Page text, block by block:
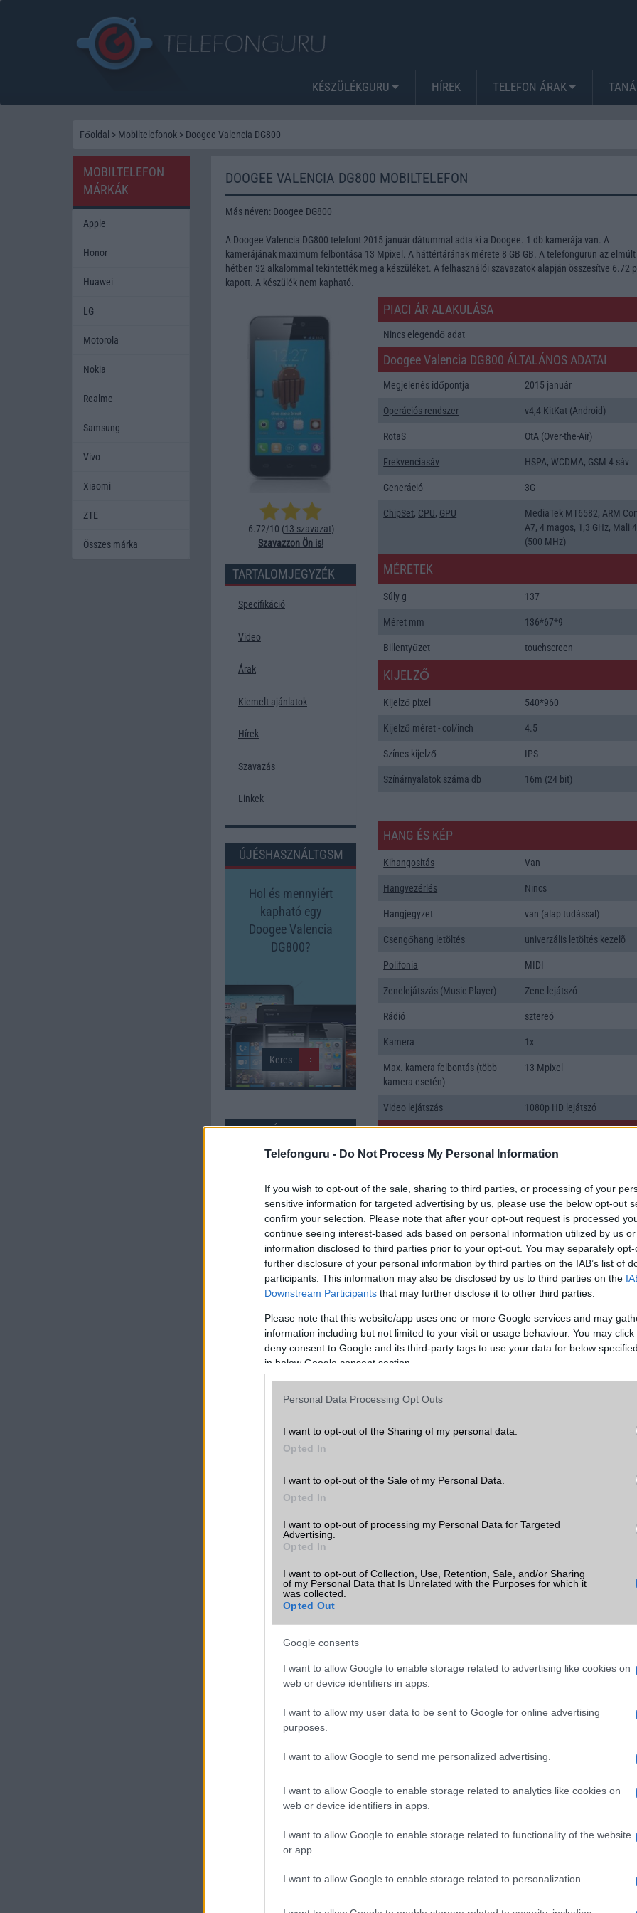
Telefonguru - Do Not Process My Personal Information
If you wish to opt-out of the sale, sharing to third parties, or processing of your
sensitive information for targeted advertising by us, please use the below opt-out
confirm your selection. Please note that after your opt-out request is processed
continue seeing interest-based ads based on personal information utilized by us
information disclosed to third parties prior to your opt-out. You may separately
further disclosure of your personal information by third parties on the IAB’s list of
participants. This information may also be disclosed by us to third parties on the
Downstream Participants that may further disclose it to other third parties.
Please note that this website/app uses one or more Google services and may
information including but not limited to your visit or usage behaviour. You may
deny consent to Google and its third-party tags to use your data for below
in below Google consent section.
Personal Data Processing Opt Outs
I want to opt-out of the Sharing of my personal data.
Opted In
I want to opt-out of the Sale of my Personal Data.
Opted In
I want to opt-out of processing my Personal Data for Targeted
Advertising.
Opted In
I want to opt-out of Collection, Use, Retention, Sale, and/or Sharing
of my Personal Data that Is Unrelated with the Purposes for which it
was collected.
Opted Out
Google consents
I want to allow Google to enable storage related to advertising like cookies on
web or device identifiers in apps.
I want to allow my user data to be sent to Google for online advertising
purposes.
I want to allow Google to send me personalized advertising.
I want to allow Google to enable storage related to analytics like cookies on
web or device identifiers in apps.
I want to allow Google to enable storage related to functionality of the website
or app.
I want to allow Google to enable storage related to personalization.
KÉSZÜLÉKGURU HÍREK TELEFON ÁRAK
Főoldal > Mobiltelefonok > Doogee Valencia DG800
DOOGEE VALENCIA DG800 MOBILTELEFON
Más néven: Doogee DG800
A Doogee Valencia DG800 telefont 2015 január dátummal adta ki a Doogee. 1 db kamerája van. A
kamerájának maximum felbontása 13 Mpixel. A háttértárának mérete 8 GB GB. A telefongurun az
hétben 32 alkalommal tekintették meg a készüléket. A felhasználói szavazatok alapján összesítve 6.72
kapott. A készülék nem kapható.
6.72/10 (13 szavazat)
Szavazzon Ön is!
TARTALOMJEGYZÉK
Specifikáció
Video
Árak
Kiemelt ajánlatok
Hírek
Szavazás
Linkek
ÚJÉSHASZNÁLTGSM
Hol és mennyiért
kapható egy
Doogee Valencia
DG800?
SZAVAZÁS
Külső: 6.92
Tudás: 6.62
Minőség: 6.62
Értékelés: 6.72 | Szavazatok: 13
Szavazzon Ön is!
LINKEK
Doogee Valencia
tapasztalatok
Doogee Valencia
Friss hírek a
További Doogee
mobiltelefonok
PIACI ÁR ALAKULÁSA
Nincs elegendő adat
Doogee Valencia DG800 ÁLTALÁNOS ADATAI
Megjelenés időpontja 2015 január
Operációs rendszer v4,4 KitKat (Android)
RotaS OtA (Over-the-Air)
Frekvenciasáv HSPA, WCDMA, GSM 4 sáv
Generáció 3G
ChipSet, CPU, GPU
MediaTek MT6582, ARM
A7, 4 magos, 1,3 GHz, Mali
(500 MHz)
MÉRETEK
Súly g 137
Méret mm 136*67*9
Billentyűzet touchscreen
KIJELZŐ
Kijelző pixel 540*960
Kijelző méret - col/inch 4.5
Színes kijelző IPS
Színárnyalatok száma db 16m (24 bit)
HANG ÉS KÉP
Kihangositás Van
Hangvezérlés Nincs
Hangjegyzet van (alap tudással)
Csengőhang letöltés univerzális letöltés kezelõ
Polifonia MIDI
Zenelejátszás (Music Player) Zene lejátszó
Rádió sztereó
Kamera 1x
Max. kamera felbontás (több
kamera esetén)
13 Mpixel
Video lejátszás 1080p HD lejátszó
Telefonkönyv db
Min. memória 1 GB
Min. háttértár
Memória bővíthetőség T-Flash/microSD
ADATCSERE
GPRS Van
EDGE Van
WAP 5HTML
MMS
Wi-Fi Direct Van
Wi-Fi HotSpot Van
NFC Nincs
GPS
Típus Li-Ion
Gyorstöltés
MOBILTELEFON
MÁRKÁK
Apple
Honor
Huawei
LG
Motorola
Nokia
Realme
Samsung
Vivo
Xiaomi
ZTE
Összes márka